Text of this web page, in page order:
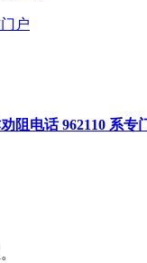
户
阻电话 962110 系